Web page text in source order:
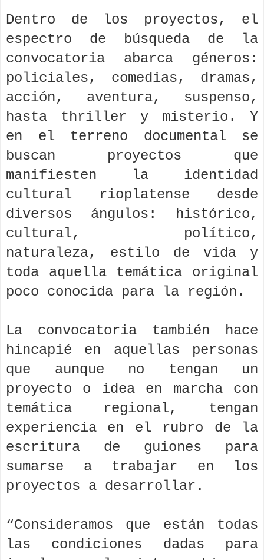
Dentro de los proyectos, el
espectro de búsqueda de la
convocatoria abarca géneros:
policiales, comedias, dramas,
acción, aventura, suspenso,
hasta thriller y misterio. Y
en el terreno documental se
buscan proyectos que
manifiesten la identidad
cultural rioplatense desde
diversos ángulos: histórico,
cultural, político,
naturaleza, estilo de vida y
toda aquella temática original
poco conocida para la región.
La convocatoria también hace
hincapié en aquellas personas
que aunque no tengan un
proyecto o idea en marcha con
temática regional, tengan
experiencia en el rubro de la
escritura de guiones para
sumarse a trabajar en los
proyectos a desarrollar.
“Consideramos que están todas
las condiciones dadas para